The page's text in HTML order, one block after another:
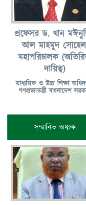
প্রফেসর ড. খান
আল মাহমুদ
মহাপরিচালক
দায়িত্ব)
মাধ্যমিক ও উচ্চ শিক্ষা
গণপ্রজাতন্ত্রী বাংলাদেশ
সম্মানিত অধ্যক্ষ